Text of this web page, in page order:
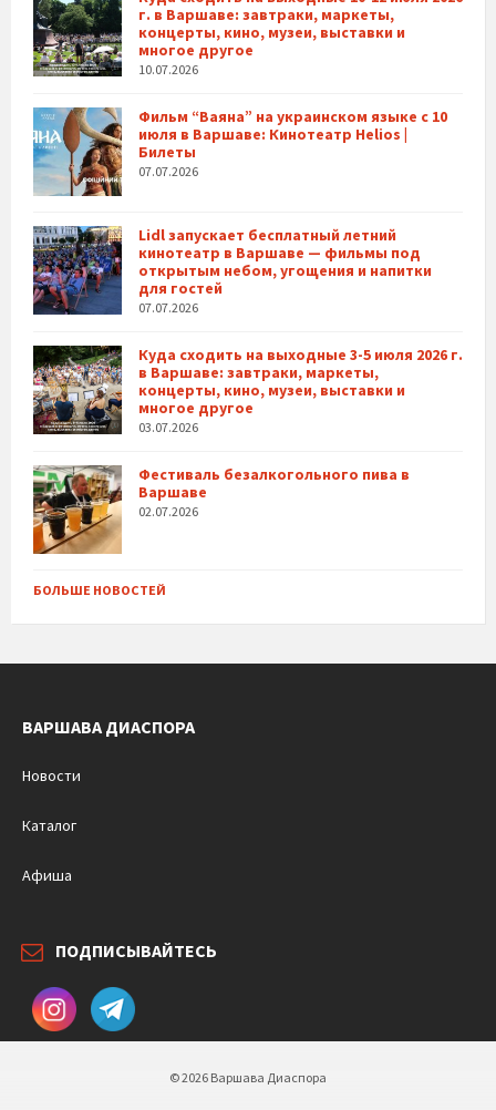
г. в Варшаве: завтраки, маркеты,
концерты, кино, музеи, выставки и
многое другое
10.07.2026
Фильм “Ваяна” на украинском языке с 10
июля в Варшаве: Кинотеатр Helios |
Билеты
07.07.2026
Lidl запускает бесплатный летний
кинотеатр в Варшаве — фильмы под
открытым небом, угощения и напитки
для гостей
07.07.2026
Куда сходить на выходные 3-5 июля 2026 г.
в Варшаве: завтраки, маркеты,
концерты, кино, музеи, выставки и
многое другое
03.07.2026
Фестиваль безалкогольного пива в
Варшаве
02.07.2026
БОЛЬШЕ НОВОСТЕЙ
ВАРШАВА ДИАСПОРА
Новости
Каталог
Афиша
ПОДПИСЫВАЙТЕСЬ
© 2026 Варшава Диаспора